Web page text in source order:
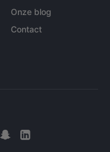
Onze blog
Contact